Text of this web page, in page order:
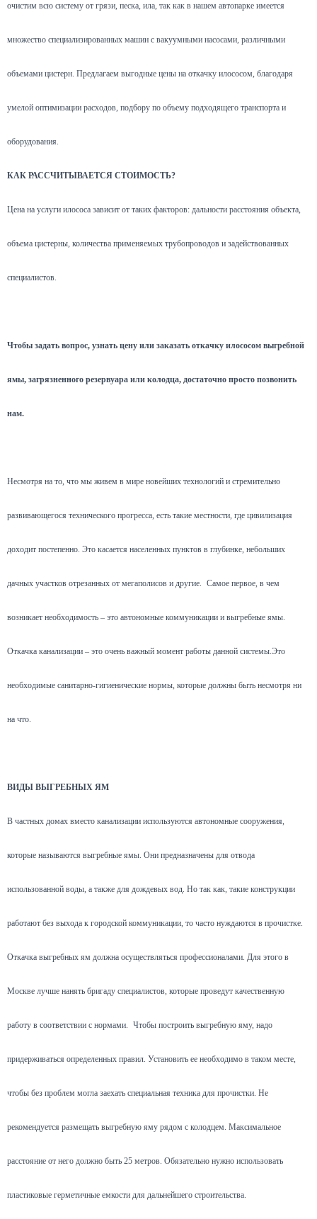
очистим всю систему от грязи, песка, ила, так как в нашем автопарке имеется
множество специализированных машин с вакуумными насосами, различными
объемами цистерн. Предлагаем выгодные цены на откачку илососом, благодаря
умелой оптимизации расходов, подбору по объему подходящего транспорта и
оборудования.
КАК РАССЧИТЫВАЕТСЯ СТОИМОСТЬ?
Цена на услуги илососа зависит от таких факторов: дальности расстояния объекта,
объема цистерны, количества применяемых трубопроводов и задействованных
специалистов.
Чтобы задать вопрос, узнать цену или заказать откачку илососом выгребной
ямы, загрязненного резервуара или колодца, достаточно просто позвонить
нам.
Несмотря на то, что мы живем в мире новейших технологий и стремительно
развивающегося технического прогресса, есть такие местности, где цивилизация
доходит постепенно. Это касается населенных пунктов в глубинке, небольших
дачных участков отрезанных от мегаполисов и другие. Самое первое, в чем
возникает необходимость – это автономные коммуникации и выгребные ямы.
Откачка канализации – это очень важный момент работы данной системы.Это
необходимые санитарно-гигиенические нормы, которые должны быть несмотря ни
на что.
ВИДЫ ВЫГРЕБНЫХ ЯМ
В частных домах вместо канализации используются автономные сооружения,
которые называются выгребные ямы. Они предназначены для отвода
использованной воды, а также для дождевых вод. Но так как, такие конструкции
работают без выхода к городской коммуникации, то часто нуждаются в прочистке.
Откачка выгребных ям должна осуществляться профессионалами. Для этого в
Москве лучше нанять бригаду специалистов, которые проведут качественную
работу в соответствии с нормами. Чтобы построить выгребную яму, надо
придерживаться определенных правил. Установить ее необходимо в таком месте,
чтобы без проблем могла заехать специальная техника для прочистки. Не
рекомендуется размещать выгребную яму рядом с колодцем. Максимальное
расстояние от него должно быть 25 метров. Обязательно нужно использовать
пластиковые герметичные емкости для дальнейшего строительства.